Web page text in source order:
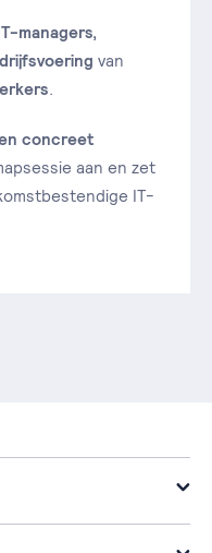
managers,
van
.
concreet
aan en zet
IT-